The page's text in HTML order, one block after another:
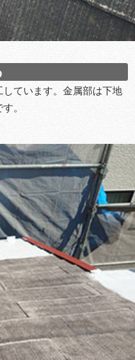
ています。金属部は下地
。